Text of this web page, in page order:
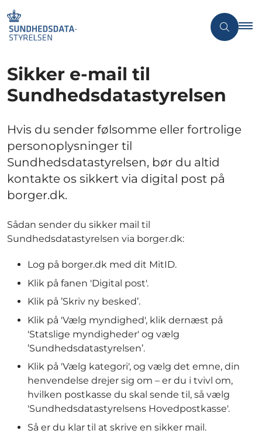
Sikker e-mail til
Sundhedsdatastyrelsen
Hvis du sender følsomme eller fortrolige
personoplysninger til
Sundhedsdatastyrelsen, bør du altid
kontakte os sikkert via digital post på
borger.dk.
Sådan sender du sikker mail til
Sundhedsdatastyrelsen via borger.dk:
Log på borger.dk med dit MitID.
Klik på fanen 'Digital post'.
Klik på ’Skriv ny besked’.
Klik på 'Vælg myndighed', klik dernæst på
'Statslige myndigheder' og vælg
’Sundhedsdatastyrelsen’.
Klik på 'Vælg kategori', og vælg det emne, din
henvendelse drejer sig om – er du i tvivl om,
hvilken postkasse du skal sende til, så vælg
'Sundhedsdatastyrelsens Hovedpostkasse'.
Så er du klar til at skrive en sikker mail.